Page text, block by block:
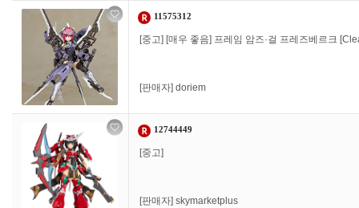
11575312
[중고] [매우 좋음] 프레임 암즈·걸 프레즈베르크
[판매자] doriem
12744449
[중고]
[판매자] skymarketplus